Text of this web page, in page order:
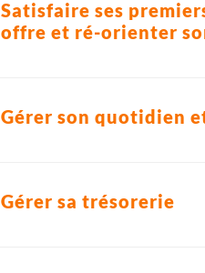
Satisfaire ses
offre et ré-orienter
Gérer son quotidien
Gérer sa trésorerie